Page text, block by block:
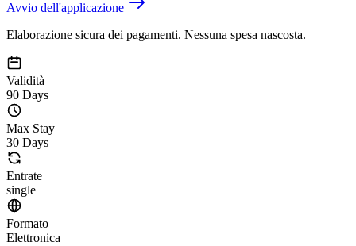
Avvio dell'applicazione
Elaborazione sicura dei pagamenti. Nessuna spesa nascosta.
Validità
90 Days
Max Stay
30 Days
Entrate
single
Formato
Elettronica